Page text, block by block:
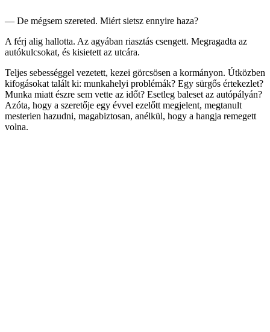
— De mégsem szereted. Miért sietsz ennyire haza?
A férj alig hallotta. Az agyában riasztás csengett. Megragadta az
autókulcsokat, és kisietett az utcára.
Teljes sebességgel vezetett, kezei görcsösen a kormányon. Útközben
kifogásokat talált ki: munkahelyi problémák? Egy sürgős értekezlet?
Munka miatt észre sem vette az időt? Esetleg baleset az autópályán?
Azóta, hogy a szeretője egy évvel ezelőtt megjelent, megtanult
mesterien hazudni, magabiztosan, anélkül, hogy a hangja remegett
volna.